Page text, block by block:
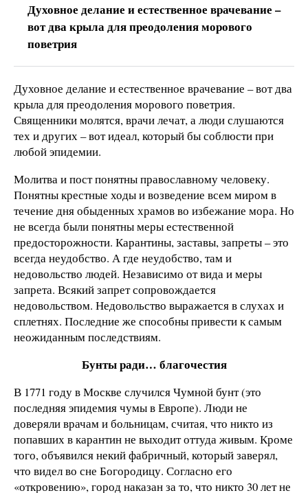
Духовное делание и естественное врачевание –
вот два крыла для преодоления морового
поветрия
Духовное делание и естественное врачевание – вот два
крыла для преодоления морового поветрия.
Священники молятся, врачи лечат, а люди слушаются
тех и других – вот идеал, который бы соблюсти при
любой эпидемии.
Молитва и пост понятны православному человеку.
Понятны крестные ходы и возведение всем миром в
течение дня обыденных храмов во избежание мора. Но
не всегда были понятны меры естественной
предосторожности. Карантины, заставы, запреты – это
всегда неудобство. А где неудобство, там и
недовольство людей. Независимо от вида и меры
запрета. Всякий запрет сопровождается
недовольством. Недовольство выражается в слухах и
сплетнях. Последние же способны привести к самым
неожиданным последствиям.
Бунты ради… благочестия
В 1771 году в Москве случился Чумной бунт (это
последняя эпидемия чумы в Европе). Люди не
доверяли врачам и больницам, считая, что никто из
попавших в карантин не выходит оттуда живым. Кроме
того, объявился некий фабричный, который заверял,
что видел во сне Богородицу. Согласно его
«откровению», город наказан за то, что никто 30 лет не